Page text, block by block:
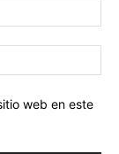
web en este